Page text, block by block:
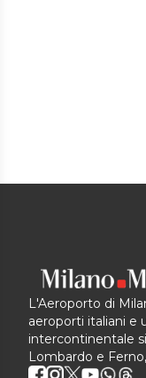
L'Aeroporto di
aeroporti italiani e
intercontinentale
Lombardo e